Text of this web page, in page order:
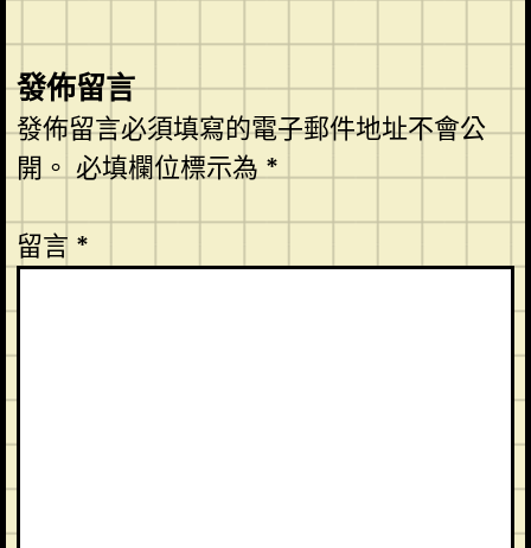
發佈留言
發佈留言必須填寫的電子郵件地址不會公
開。必填欄位標示為*
留言 *